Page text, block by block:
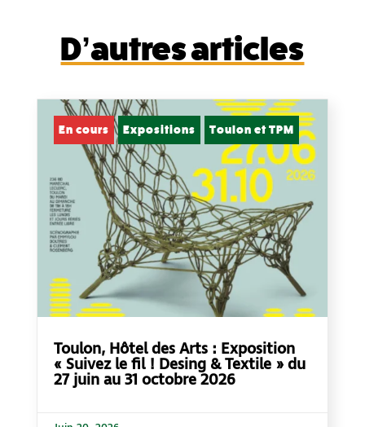
D’autres articles
En cours Expositions Toulon et TPM
Toulon, Hôtel des Arts : Exposition
« Suivez le fil ! Desing & Textile » du
27 juin au 31 octobre 2026